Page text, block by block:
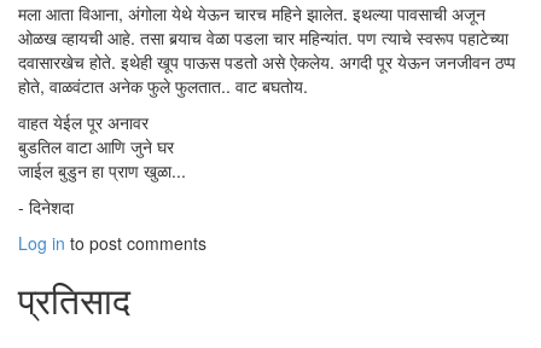
मला आता विआना, अंगोला येथे येऊन चारच महिने झालेत. इथल्या पावसाची अजून
ओळख व्हायची आहे. तसा बर्‍याच वेळा पडला चार महिन्यांत. पण त्याचे स्वरूप पहाटेच्या
दवासारखेच होते. इथेही खूप पाऊस पडतो असे ऐकलेय. अगदी पूर येऊन जनजीवन ठप्प
होते, वाळवंटात अनेक फुले फुलतात.. वाट बघतोय.
वाहत येईल पूर अनावर
बुडतिल वाटा आणि जुने घर
जाईल बुडुन हा प्राण खुळा...
- दिनेशदा
Log in to post comments
प्रतिसाद